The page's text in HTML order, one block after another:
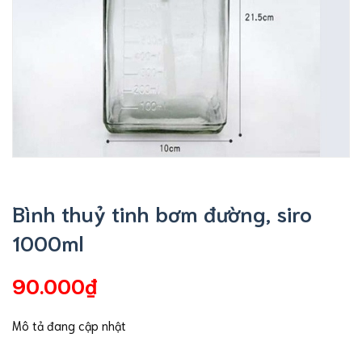
Bình thuỷ tinh bơm đường, siro
1000ml
90.000₫
Mô tả đang cập nhật